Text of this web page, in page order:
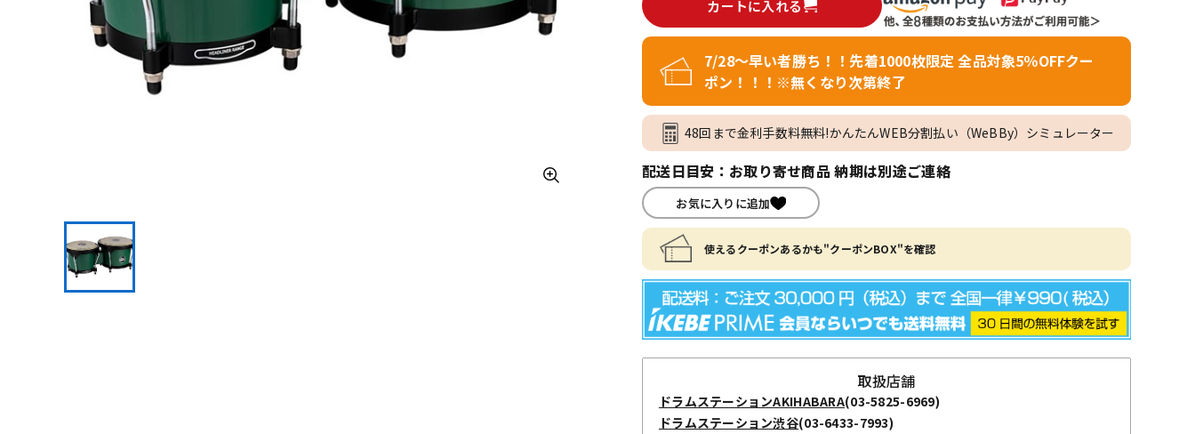
カートに入れる
7/28～早い者勝ち！！先着1000枚限定 全品対象5％OFFクー
ポン！！！※無くなり次第終了
48回まで金利手数料無料!かんたんWEB分割払い（WeBBy）シミュレーター
配送日目安：お取り寄せ商品 納期は別途ご連絡
お気に入りに追加
使えるクーポンあるかも"クーポンBOX"を確認
取扱店舗
ドラムステーションAKIHABARA(03-5825-6969)
ドラムステーション渋谷(03-6433-7993)